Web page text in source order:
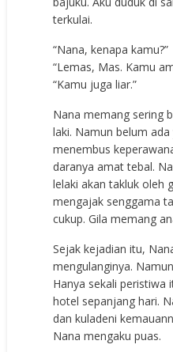
terkulai.
“Nana, kenapa kamu?”
“Lemas, Mas. Kamu
“Kamu juga liar.”
Nana memang sering
laki. Namun belum ada
menembus
daranya amat tebal.
lelaki akan takluk oleh
mengajak senggama
cukup. Gila memang
Sejak kejadian itu,
mengulanginya.
Hanya sekali peristiwa
hotel sepanjang hari.
dan kuladeni
Nana mengaku puas.